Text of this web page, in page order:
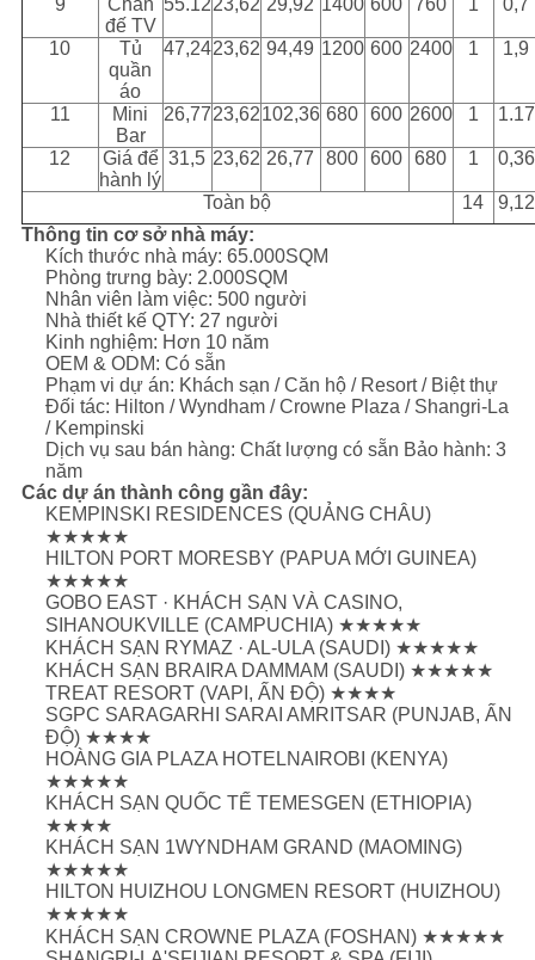
9
Chân
đế TV
55.1223,62 29,92 1400 600 760 1 0,7
10
Tủ
quần
áo
47,2423,62 94,49 1200 600 2400 1 1,9
11
Mini
Bar
26,7723,62102,36 680 600 2600 1 1.17
12
Giá để
hành lý
31,5 23,62 26,77 800 600 680 1 0,36
Toàn bộ 14
9,12
Thông tin cơ sở nhà máy:
Kích thước nhà máy: 65.000SQM
Phòng trưng bày: 2.000SQM
Nhân viên làm việc: 500 người
Nhà thiết kế QTY: 27 người
Kinh nghiệm: Hơn 10 năm
OEM & ODM: Có sẵn
Phạm vi dự án: Khách sạn / Căn hộ / Resort / Biệt thự
Đối tác: Hilton / Wyndham / Crowne Plaza / Shangri-La
/ Kempinski
Dịch vụ sau bán hàng: Chất lượng có sẵn Bảo hành: 3
năm
Các dự án thành công gần đây:
KEMPINSKI RESIDENCES (QUẢNG CHÂU)
★★★★★
HILTON PORT MORESBY (PAPUA MỚI GUINEA)
★★★★★
GOBO EAST · KHÁCH SẠN VÀ CASINO,
SIHANOUKVILLE (CAMPUCHIA) ★★★★★
KHÁCH SẠN RYMAZ · AL-ULA (SAUDI) ★★★★★
KHÁCH SẠN BRAIRA DAMMAM (SAUDI) ★★★★★
TREAT RESORT (VAPI, ẤN ĐỘ) ★★★★
SGPC SARAGARHI SARAI AMRITSAR (PUNJAB, ẤN
ĐỘ) ★★★★
HOÀNG GIA PLAZA HOTELNAIROBI (KENYA)
★★★★★
KHÁCH SẠN QUỐC TẾ TEMESGEN (ETHIOPIA)
★★★★
KHÁCH SẠN 1WYNDHAM GRAND (MAOMING)
★★★★★
HILTON HUIZHOU LONGMEN RESORT (HUIZHOU)
★★★★★
KHÁCH SẠN CROWNE PLAZA (FOSHAN) ★★★★★